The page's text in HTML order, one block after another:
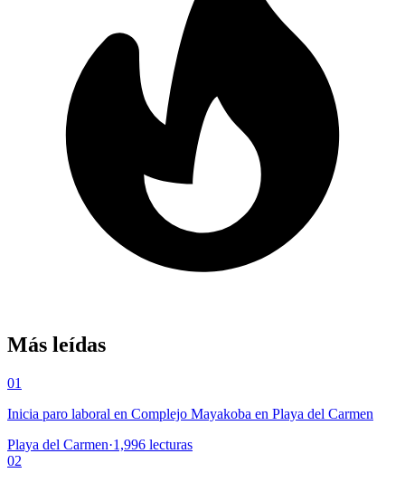
Más leídas
01
Inicia paro laboral en Complejo Mayakoba en Playa del Carmen
Playa del Carmen·1,996 lecturas
02